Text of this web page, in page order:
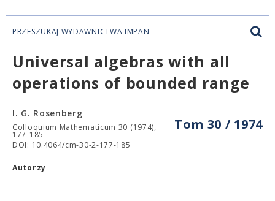
PRZESZUKAJ WYDAWNICTWA IMPAN
Universal algebras with all
operations of bounded range
Tom 30 / 1974
I. G. Rosenberg
Colloquium Mathematicum 30 (1974),
177-185
DOI: 10.4064/cm-30-2-177-185
Autorzy